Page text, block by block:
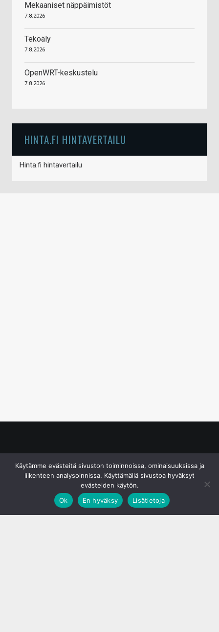
Mekaaniset näppäimistöt
7.8.2026
Tekoäly
7.8.2026
OpenWRT-keskustelu
7.8.2026
HINTA.FI HINTAVERTAILU
Hinta.fi hintavertailu
Käytämme evästeitä sivuston toiminnoissa, ominaisuuksissa ja
liikenteen analysoinnissa. Käyttämällä sivustoa hyväksyt
evästeiden käytön.
Ok
En hyväksy Lisätietoja